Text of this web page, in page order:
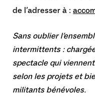
de l’adresser à :
Sans oublier
intermittents :
spectacle qui
selon les projets et
militants bénévoles.